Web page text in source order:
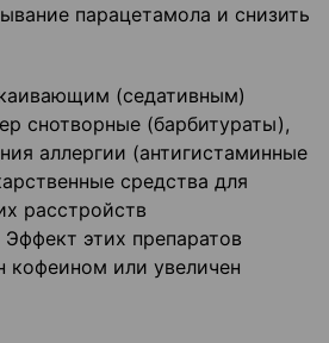
парацетамола и снизить
(седативным)
снотворные (барбитураты),
аллергии (антигистаминные
средства для
расстройств
этих препаратов
или увеличен